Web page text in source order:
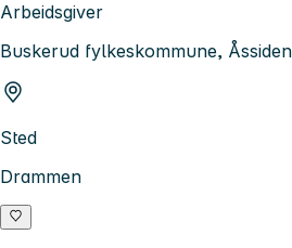
Arbeidsgiver
Buskerud fylkeskommune,
Sted
Drammen